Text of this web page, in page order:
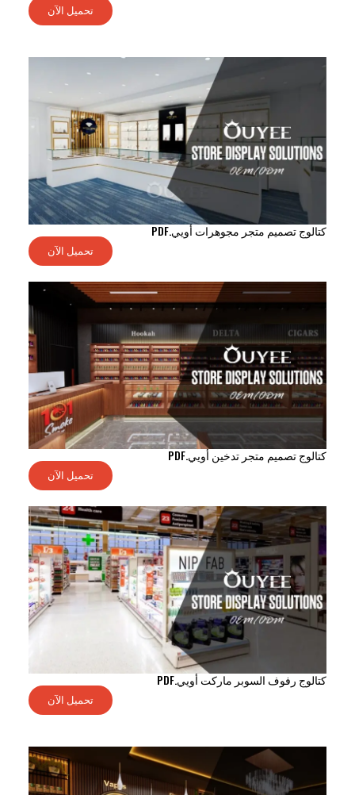
تحميل الآن
كتالوج تصميم متجر مجوهرات أويي.PDF
تحميل الآن
كتالوج تصميم متجر تدخين أويي.PDF
تحميل الآن
كتالوج رفوف السوبر ماركت أويي.PDF
تحميل الآن